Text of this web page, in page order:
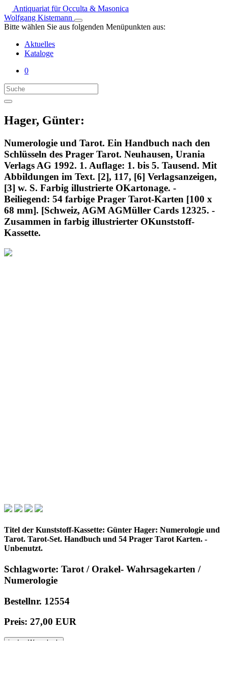
Antiquariat für Occulta & Masonica
Wolfgang Kistemann
Bitte wählen Sie aus folgenden Menüpunkten aus:
Aktuelles
Kataloge
0
Hager, Günter:
Numerologie und Tarot. Ein Handbuch nach den
Schlüsseln des Prager Tarot. Neuhausen, Urania
Verlags AG 1992. 1. Auflage: 1. bis 5. Tausend. Mit
Abbildungen im Text. [2], 117, [6] Verlagsanzeigen,
[3] w. S. Farbig illustrierte OKartonage. -
Beiliegend: 54 farbige Prager Tarot-Karten [100 x
68 mm]. [Schweiz, AGM AGMüller Cards 12325. -
Zusammen in farbig illustrierter OKunststoff-
Kassette.
Titel der Kunststoff-Kassette: Günter Hager: Numerologie und
Tarot. Tarot-Set. Handbuch und 54 Prager Tarot Karten. -
Unbenutzt.
Schlagworte: Tarot / Orakel- Wahrsagekarten /
Numerologie
Bestellnr. 12554
Preis: 27,00 EUR
in den Warenkorb